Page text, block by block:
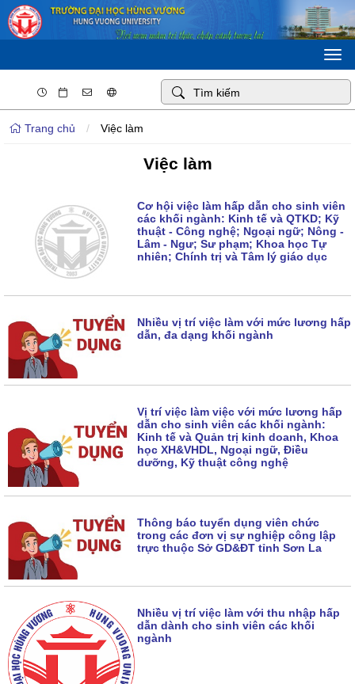
Trang chủ / Việc làm
Việc làm
Cơ hội việc làm hấp dẫn cho sinh viên
các khối ngành: Kinh tế và QTKD; Kỹ
thuật - Công nghệ; Ngoại ngữ; Nông -
Lâm - Ngư; Sư phạm; Khoa học Tự
nhiên; Chính trị và Tâm lý giáo dục
Nhiều vị trí việc làm với mức lương hấp
dẫn, đa dạng khối ngành
Vị trí việc làm việc với mức lương hấp
dẫn cho sinh viên các khối ngành:
Kinh tế và Quản trị kinh doanh, Khoa
học XH&VHDL, Ngoại ngữ, Điều
dưỡng, Kỹ thuật công nghệ
Thông báo tuyển dụng viên chức
trong các đơn vị sự nghiệp công lập
trực thuộc Sở GD&ĐT tỉnh Sơn La
Nhiều vị trí việc làm với thu nhập hấp
dẫn dành cho sinh viên các khối
ngành